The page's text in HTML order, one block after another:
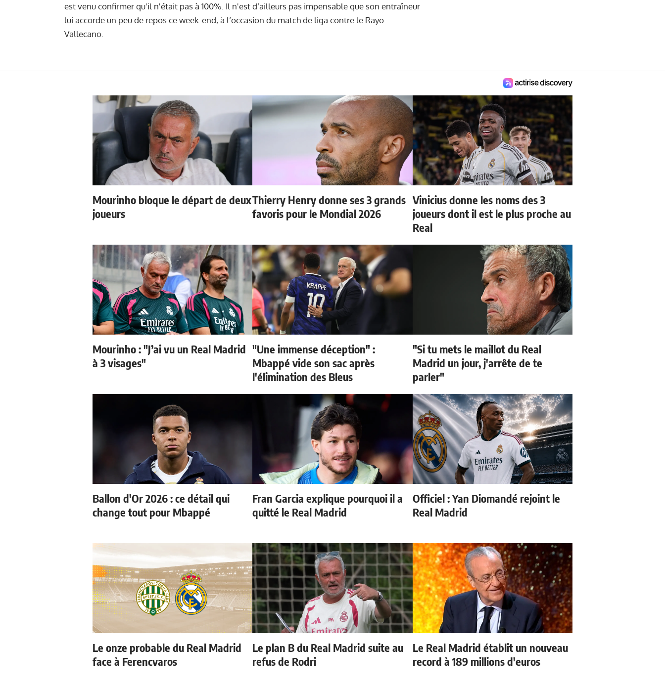
est venu confirmer qu'il n'était pas à 100%. Il n'est d’ailleurs pas impensable que son entraîneur
lui accorde un peu de repos ce week-end, à l’occasion du match de liga contre le Rayo
Vallecano.
Mourinho bloque le départ de deux
joueurs
Thierry Henry donne ses 3 grands
favoris pour le Mondial 2026
Vinicius donne les noms des 3
joueurs dont il est le plus proche au
Real
Mourinho : "J’ai vu un Real Madrid
à 3 visages"
"Une immense déception" :
Mbappé vide son sac après
l'élimination des Bleus
"Si tu mets le maillot du Real
Madrid un jour, j'arrête de te
parler"
Ballon d'Or 2026 : ce détail qui
change tout pour Mbappé
Fran Garcia explique pourquoi il a
quitté le Real Madrid
Officiel : Yan Diomandé rejoint le
Real Madrid
Le onze probable du Real Madrid
face à Ferencvaros
Le plan B du Real Madrid suite au
refus de Rodri
Le Real Madrid établit un nouveau
record à 189 millions d'euros